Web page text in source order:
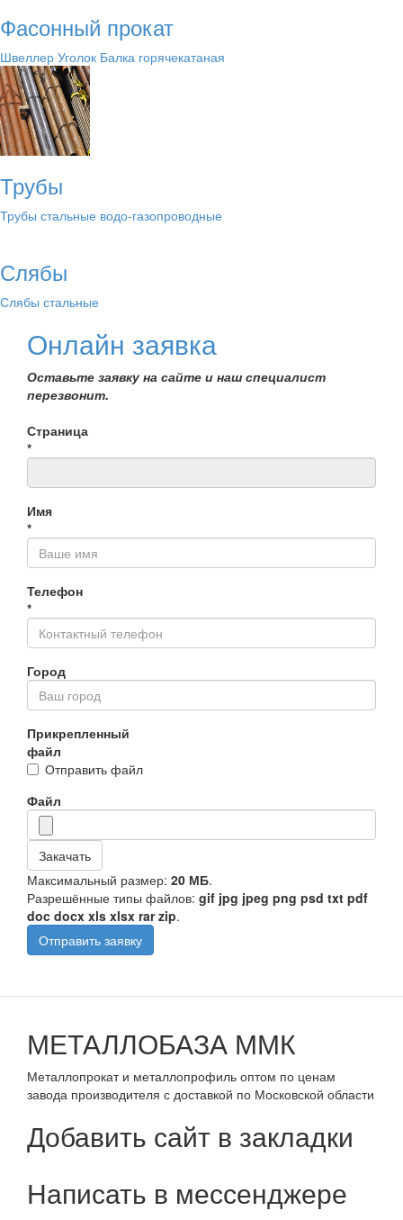
Фасонный прокат
Швеллер Уголок Балка горячекатаная
Трубы
Трубы стальные водо-газопроводные
Слябы
Слябы стальные
Онлайн заявка
Оставьте заявку на сайте и наш специалист
перезвонит.
Страница
*
Имя
*
Телефон
*
Город
Прикрепленный
файл
Отправить файл
Файл
Закачать
Максимальный размер: 20 МБ.
Разрешённые типы файлов: gif jpg jpeg png psd txt pdf
doc docx xls xlsx rar zip.
Отправить заявку
МЕТАЛЛОБАЗА ММК
Металлопрокат и металлопрофиль оптом по ценам
завода производителя с доставкой по Московской области
Добавить сайт в закладки
Написать в мессенджере